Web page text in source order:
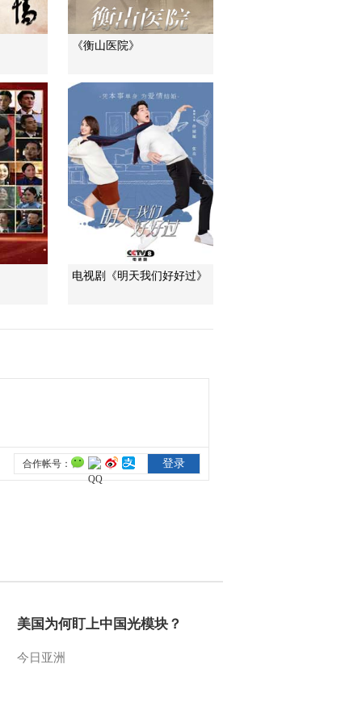
《衡山医院》
电视剧《明天我们好好过》
美国为何盯上中国光模块？
今日亚洲